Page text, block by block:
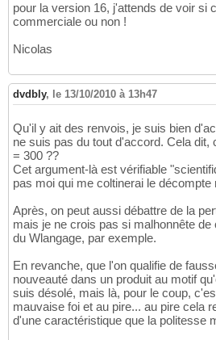
pour la version 16, j'attends de voir si
commerciale ou non !
Nicolas
dvdbly, le 13/10/2010 à 13h47
Qu'il y ait des renvois, je suis bien
ne suis pas du tout d'accord. Cela dit,
= 300 ??
Cet argument-là est vérifiable
pas moi qui me coltinerai le décompte
Après, on peut aussi débattre de la
mais je ne crois pas si malhonnête
du Wlangage, par exemple.
En revanche, que l'on qualifie de
nouveauté dans un produit au motif
suis désolé, mais là, pour le coup,
mauvaise foi et au pire... au pire cela
d'une caractéristique que la politesse